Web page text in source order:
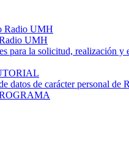
Radio UMH
UMH
para la solicitud, realización
datos de carácter personal de